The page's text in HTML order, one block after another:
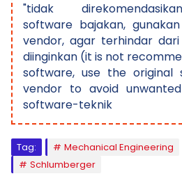
"tidak
software bajakan,
vendor, agar terhindar
diinginkan (it is not
software, use the
vendor to avoid
software-teknik
Tag: Mechanical Engineering
Schlumberger